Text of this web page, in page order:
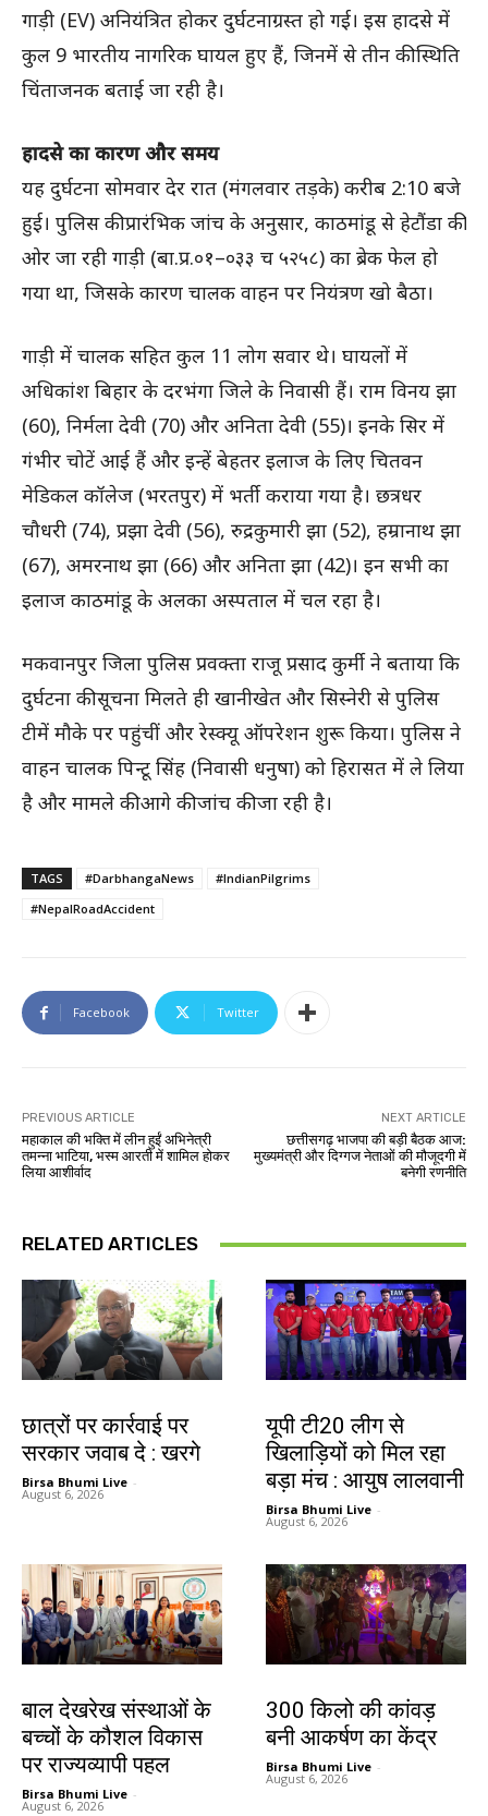
गाड़ी (EV) अनियंत्रित होकर दुर्घटनाग्रस्त हो गई। इस हादसे में
कुल 9 भारतीय नागरिक घायल हुए हैं, जिनमें से तीन की स्थिति
चिंताजनक बताई जा रही है।
हादसे का कारण और समय
यह दुर्घटना सोमवार देर रात (मंगलवार तड़के) करीब 2:10 बजे
हुई। पुलिस की प्रारंभिक जांच के अनुसार, काठमांडू से हेटौंडा की
ओर जा रही गाड़ी (बा.प्र.०१–०३३ च ५२५८) का ब्रेक फेल हो
गया था, जिसके कारण चालक वाहन पर नियंत्रण खो बैठा।
गाड़ी में चालक सहित कुल 11 लोग सवार थे। घायलों में
अधिकांश बिहार के दरभंगा जिले के निवासी हैं। राम विनय झा
(60), निर्मला देवी (70) और अनिता देवी (55)। इनके सिर में
गंभीर चोटें आई हैं और इन्हें बेहतर इलाज के लिए चितवन
मेडिकल कॉलेज (भरतपुर) में भर्ती कराया गया है। छत्रधर
चौधरी (74), प्रझा देवी (56), रुद्रकुमारी झा (52), हम्रानाथ झा
(67), अमरनाथ झा (66) और अनिता झा (42)। इन सभी का
इलाज काठमांडू के अलका अस्पताल में चल रहा है।
मकवानपुर जिला पुलिस प्रवक्ता राजू प्रसाद कुर्मी ने बताया कि
दुर्घटना की सूचना मिलते ही खानीखेत और सिस्नेरी से पुलिस
टीमें मौके पर पहुंचीं और रेस्क्यू ऑपरेशन शुरू किया। पुलिस ने
वाहन चालक पिन्टू सिंह (निवासी धनुषा) को हिरासत में ले लिया
है और मामले की आगे की जांच की जा रही है।
TAGS #DarbhangaNews
#IndianPilgrims
#NepalRoadAccident
Facebook Twitter
PREVIOUS ARTICLE
महाकाल की भक्ति में लीन हुईं अभिनेत्री
तमन्ना भाटिया, भस्म आरती में शामिल होकर
लिया आशीर्वाद
NEXT ARTICLE
छत्तीसगढ़ भाजपा की बड़ी बैठक आज:
मुख्यमंत्री और दिग्गज नेताओं की मौजूदगी में
बनेगी रणनीति
RELATED ARTICLES
छात्रों पर कार्रवाई पर
सरकार जवाब दे : खरगे
Birsa Bhumi Live -
August 6, 2026
यूपी टी20 लीग से
खिलाड़ियों को मिल रहा
बड़ा मंच : आयुष लालवानी
Birsa Bhumi Live -
August 6, 2026
बाल देखरेख संस्थाओं के
बच्चों के कौशल विकास
पर राज्यव्यापी पहल
Birsa Bhumi Live -
August 6, 2026
300 किलो की कांवड़
बनी आकर्षण का केंद्र
Birsa Bhumi Live -
August 6, 2026